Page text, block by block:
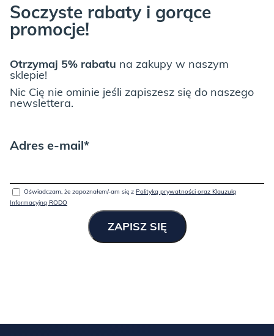
Soczyste rabaty i gorące
promocje!
Otrzymaj 5% rabatu na zakupy w naszym
sklepie!
Nic Cię nie ominie jeśli zapiszesz się do naszego
newslettera.
Adres e-mail*
Oświadczam, że zapoznałem/-am się z Polityką prywatności oraz Klauzulą
Informacyjną RODO